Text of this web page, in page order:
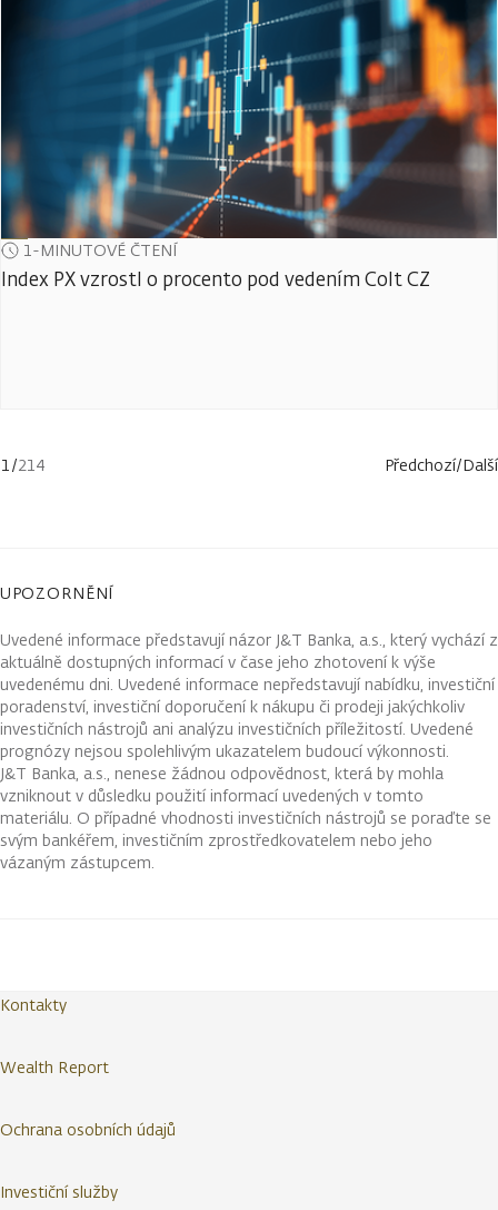
1-MINUTOVÉ ČTENÍ
Index PX vzrostl o procento pod vedením Colt CZ
1/214 Předchozí/Další
UPOZORNĚNÍ
Uvedené informace představují názor J&T Banka, a.s., který vychází z
aktuálně dostupných informací v čase jeho zhotovení k výše
uvedenému dni. Uvedené informace nepředstavují nabídku, investiční
poradenství, investiční doporučení k nákupu či prodeji jakýchkoliv
investičních nástrojů ani analýzu investičních příležitostí. Uvedené
prognózy nejsou spolehlivým ukazatelem budoucí výkonnosti.
J&T Banka, a.s., nenese žádnou odpovědnost, která by mohla
vzniknout v důsledku použití informací uvedených v tomto
materiálu. O případné vhodnosti investičních nástrojů se poraďte se
svým bankéřem, investičním zprostředkovatelem nebo jeho
vázaným zástupcem.
Kontakty
Wealth Report
Ochrana osobních údajů
Investiční služby